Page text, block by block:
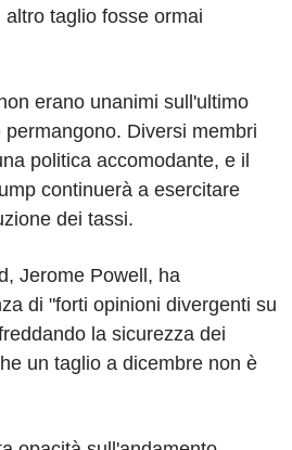
taglio fosse ormai
erano unanimi sull'ultimo
Diversi membri
politica accomodante, e il
continuerà a esercitare
dei tassi.
Jerome Powell, ha
di "forti opinioni divergenti su
la sicurezza dei
un taglio a dicembre non è